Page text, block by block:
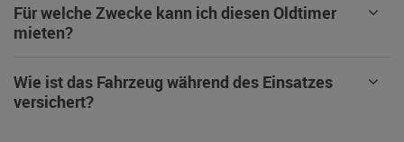
Für welche Zwecke kann ich diesen Oldtimer
mieten?
Wie ist das Fahrzeug während des Einsatzes
versichert?